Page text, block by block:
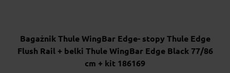
Bagażnik Thule WingBar Edge- stopy Thule Edge
Flush Rail + belki Thule WingBar Edge Black 77/86
cm + kit 186169